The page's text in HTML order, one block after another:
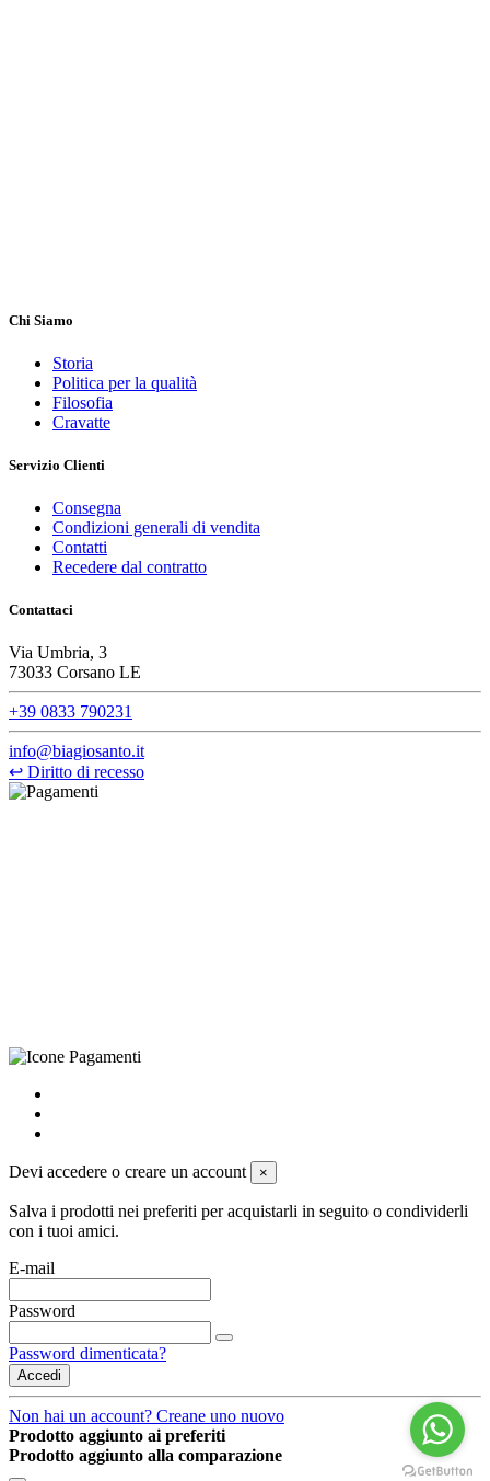
Chi Siamo
Storia
Politica per la qualità
Filosofia
Cravatte
Servizio Clienti
Consegna
Condizioni generali di vendita
Contatti
Recedere dal contratto
Contattaci
Via Umbria, 3
73033 Corsano LE
+39 0833 790231
info@biagiosanto.it
↩ Diritto di recesso
Devi accedere o creare un account ×
Salva i prodotti nei preferiti per acquistarli in seguito o condividerli
con i tuoi amici.
E-mail
Password
Password dimenticata?
Accedi
Non hai un account? Creane uno nuovo
Prodotto aggiunto ai preferiti
Prodotto aggiunto alla comparazione